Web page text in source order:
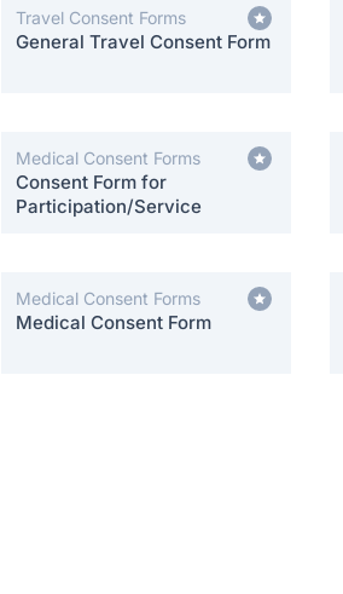
Travel Consent Forms
General Travel Consent Form
Medical Consent Forms
Consent Form for
Participation/Service
Medical Consent Forms
Medical Consent Form